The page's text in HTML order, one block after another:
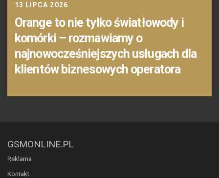
13 LIPCA 2026
Orange to nie tylko światłowody i
komórki – rozmawiamy o
najnowocześniejszych usługach dla
klientów biznesowych operatora
GSMONLINE.PL
Reklama
Kontakt